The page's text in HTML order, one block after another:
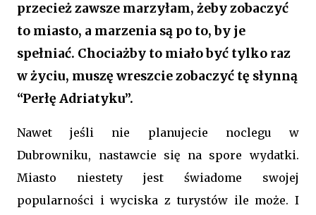
przecież zawsze marzyłam, żeby zobaczyć
to miasto, a marzenia są po to, by je
spełniać. Chociażby to miało być tylko raz
w życiu, muszę wreszcie zobaczyć tę słynną
“Perłę Adriatyku”.
Nawet jeśli nie planujecie noclegu w
Dubrowniku, nastawcie się na spore wydatki.
Miasto niestety jest świadome swojej
popularności i wyciska z turystów ile może. I